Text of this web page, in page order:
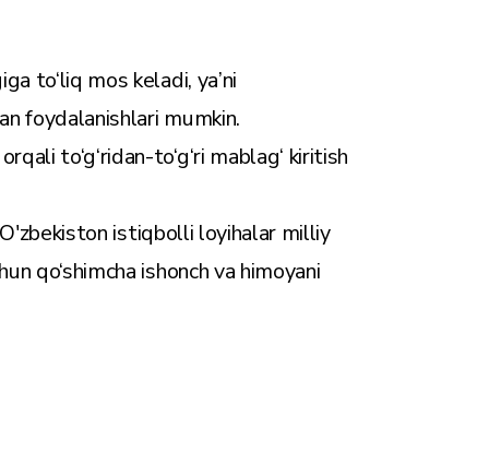
to‘liq mos keladi, ya’ni
foydalanishlari mumkin.
to‘g‘ridan-to‘g‘ri mablag‘ kiritish
istiqbolli loyihalar milliy
qo‘shimcha ishonch va himoyani